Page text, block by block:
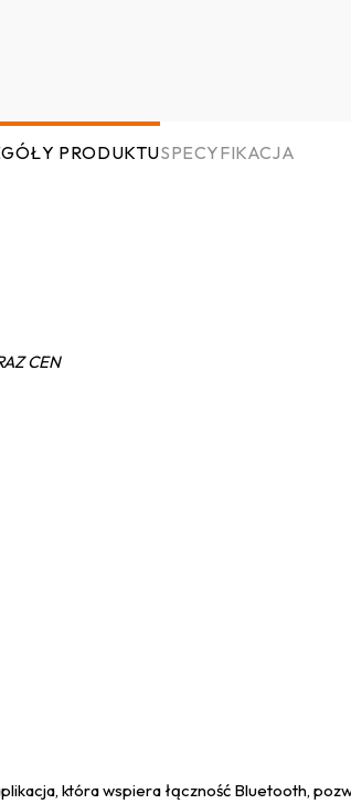
PRODUKTUSPECYFIKACJA
CEN
która wspiera łączność Bluetooth,